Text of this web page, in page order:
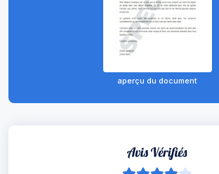
aperçu du document